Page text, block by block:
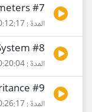
#7 laravel 9 Routing With Parameters
المدة : 00:12:17
#8 laravel 9 Introduction to Blade System
المدة : 00:20:04
#9 laravel 9 template Inheritance
المدة : 00:26:17